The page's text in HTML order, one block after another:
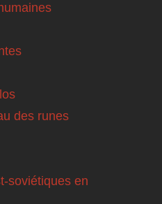
des runes
soviétiques en